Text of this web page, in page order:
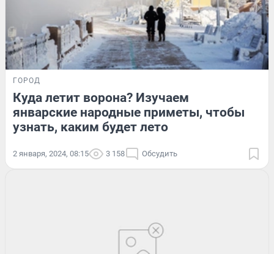
ГОРОД
Куда летит ворона? Изучаем
январские народные приметы, чтобы
узнать, каким будет лето
2 января, 2024, 08:15 3 158 Обсудить